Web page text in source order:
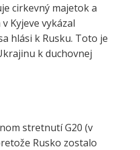
cirkevný majetok a
Kyjeve vykázal
hlási k Rusku. Toto je
k duchovnej
stretnutí G20 (v
Rusko zostalo